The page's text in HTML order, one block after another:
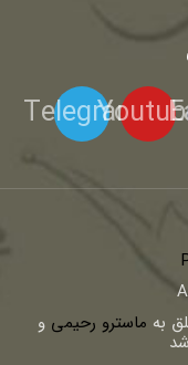
Telegram
به ماسترو رحیمی و